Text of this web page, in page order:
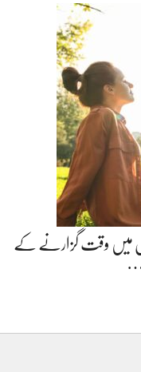
میں وقت گزارنے کے